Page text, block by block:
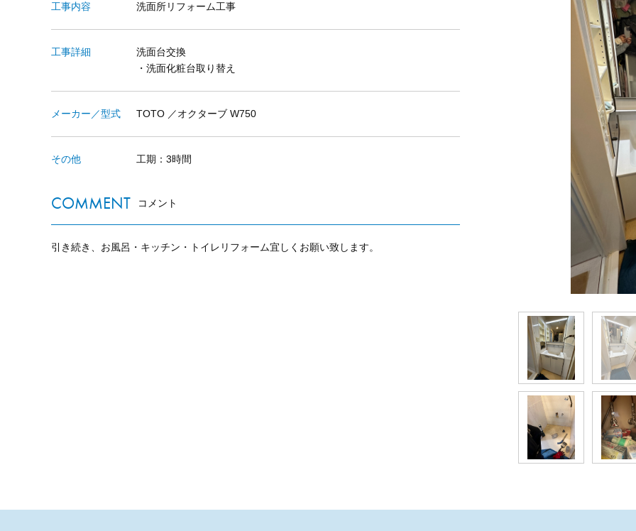
工事内容 洗面所リフォーム工事
工事詳細
洗面台交換
・洗面化粧台取り替え
メーカー／型式 TOTO ／オクターブ W750
その他 工期：3時間
COMMENT コメント
引き続き、お風呂・キッチン・トイレリフォーム宜しくお願い致します。